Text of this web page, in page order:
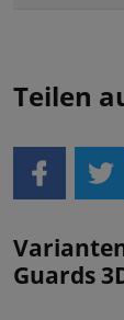
Teilen
Guards